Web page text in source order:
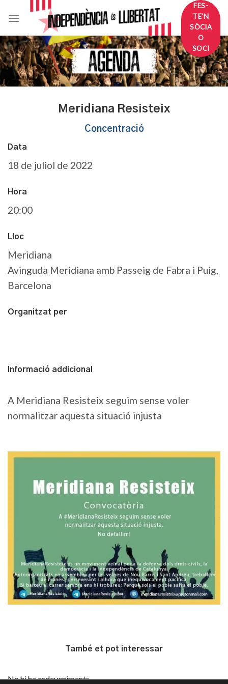
FES-
TE'N
SÒCIA
O
SOCI
Meridiana Resisteix
Concentració
Data
18 de juliol de 2022
Hora
20:00
Lloc
Meridiana
Avinguda Meridiana amb Passeig de Fabra i Puig,
Barcelona
Organitzat per
Informació addicional
A Meridiana Resisteix seguim sense voler
normalitzar aquesta situació injusta
També et pot interessar
No hi ha esdeveniments